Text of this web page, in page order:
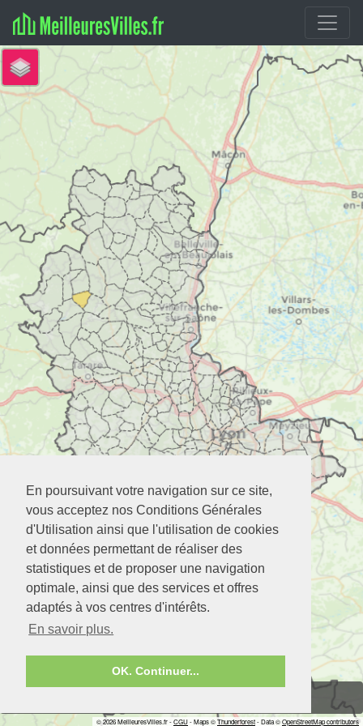
En poursuivant votre navigation sur ce site,
vous acceptez nos Conditions Générales
d'Utilisation ainsi que l'utilisation de cookies
et données permettant de réaliser des
statistiques et de proposer une navigation
optimale, ainsi que des services et offres
adaptés à vos centres d'intérêts.
En savoir plus.
OK. Continuer...
© 2026 MeilleuresVilles.fr -CGU- Maps ©Thunderforest- Data ©OpenStreetMap contributors